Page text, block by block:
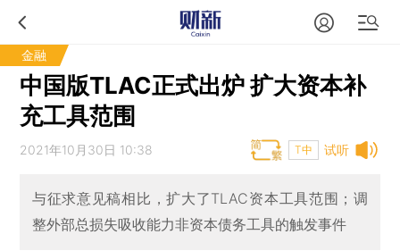
金融
中国版TLAC正式出炉 扩大资本补
充工具范围
试听
2021年10月30日 10:38 T中
与征求意见稿相比，扩大了TLAC资本工具范围；调
整外部总损失吸收能力非资本债务工具的触发事件